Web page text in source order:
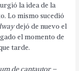
la idea de la
Lo mismo sucedió
dejó de nuevo el
el momento de
tarde.